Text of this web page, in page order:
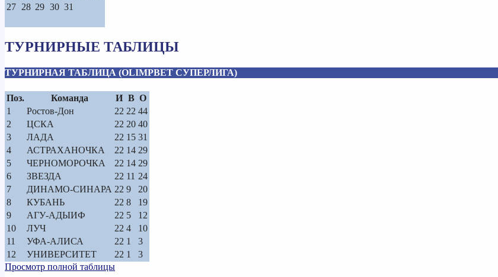
27 28 29 30 31
ТУРНИРНЫЕ ТАБЛИЦЫ
ТУРНИРНАЯ ТАБЛИЦА (OLIMPBET СУПЕРЛИГА)
Поз. Команда И В О
1
Ростов-Дон 22 22 44
2
ЦСКА 22 20 40
3
ЛАДА 22 15 31
4
АСТРАХАНОЧКА 22 14 29
5
ЧЕРНОМОРОЧКА 22 14 29
6
ЗВЕЗДА 22 11 24
7
ДИНАМО-СИНАРА 22 9
20
8
КУБАНЬ 22 8
19
9
АГУ-АДЫИФ 22 5
12
10
ЛУЧ 22 4
10
11
УФА-АЛИСА 22 1
3
12
УНИВЕРСИТЕТ 22 1
3
Просмотр полной таблицы